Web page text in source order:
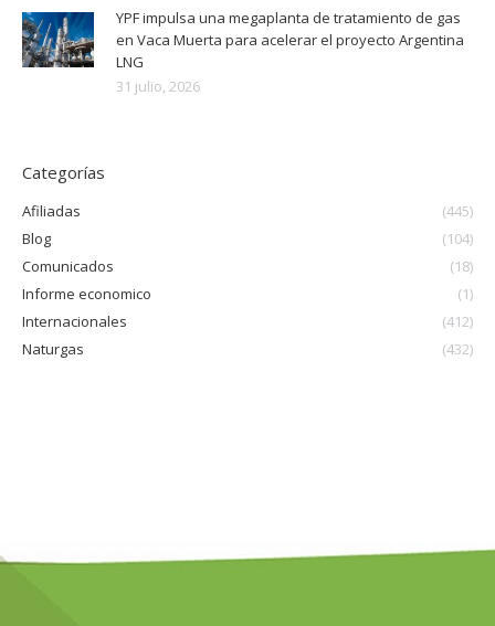
YPF impulsa una megaplanta de tratamiento de gas
en Vaca Muerta para acelerar el proyecto Argentina
LNG
31 julio, 2026
Categorías
Afiliadas
(445)
Blog
(104)
Comunicados
(18)
Informe economico
(1)
Internacionales
(412)
Naturgas
(432)